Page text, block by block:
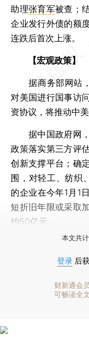
助理张育军被查；
企业发行外债的额
连跌后首次上涨。
【宏观政策】
据商务部网站，
对美国进行国事访
资协议，将推动中
据中国政府网，
政策落实第三方评
创新支撑平台；确
围，对轻工、纺织
的企业在今年1月1
短折旧年限或采取
约50亿元。
本文共
登录 后
财新通会
可畅读全